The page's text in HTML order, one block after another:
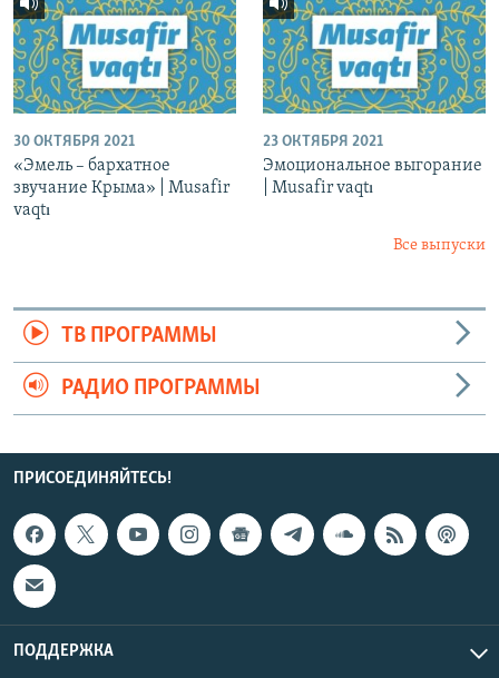
30 ОКТЯБРЯ 2021
«Эмель – бархатное
звучание Крыма» | Musafir
vaqtı
23 ОКТЯБРЯ 2021
Эмоциональное выгорание
| Musafir vaqtı
Все выпуски
ТВ ПРОГРАММЫ
РАДИО ПРОГРАММЫ
ПРИСОЕДИНЯЙТЕСЬ!
ПОДДЕРЖКА